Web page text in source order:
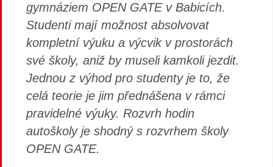
gymnáziem OPEN GATE v Babicích.
Studenti mají možnost absolvovat
kompletní výuku a výcvik v prostorách
své školy, aniž by museli kamkoli jezdit.
Jednou z výhod pro studenty je to, že
celá teorie je jim přednášena v rámci
pravidelné výuky. Rozvrh hodin
autoškoly je shodný s rozvrhem školy
OPEN GATE.